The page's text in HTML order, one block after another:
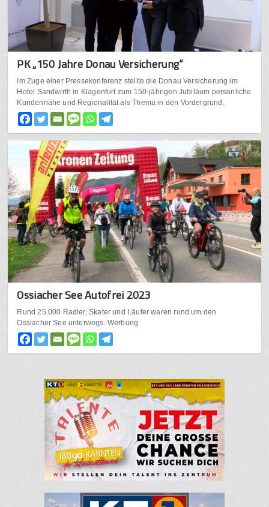
PK „150 Jahre Donau Versicherung“
Im Zuge einer Pressekonferenz stellte die Donau Versicherung im
Hotel Sandwirth in Klagenfurt zum 150-jährigen Jubiläum persönliche
Kundennähe und Regionalität als Thema in den Vordergrund.
Ossiacher See Autofrei 2023
Rund 25.000 Radler, Skater und Läufer waren rund um den
Ossiacher See unterwegs. Werbung